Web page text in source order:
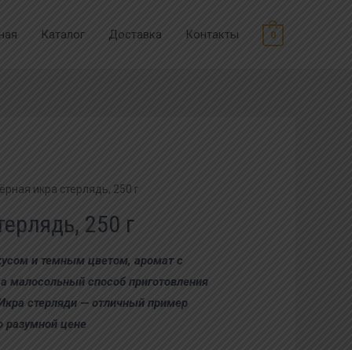
Каталог Доставка Контакты 0
икра стерлядь, 250 г
250 г
и темным цветом, аромат с
малосольный способ приготовления
стерляди — отличный пример
разумной цене